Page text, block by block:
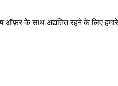
ऑफ़र के साथ अद्यतित रहने के लिए